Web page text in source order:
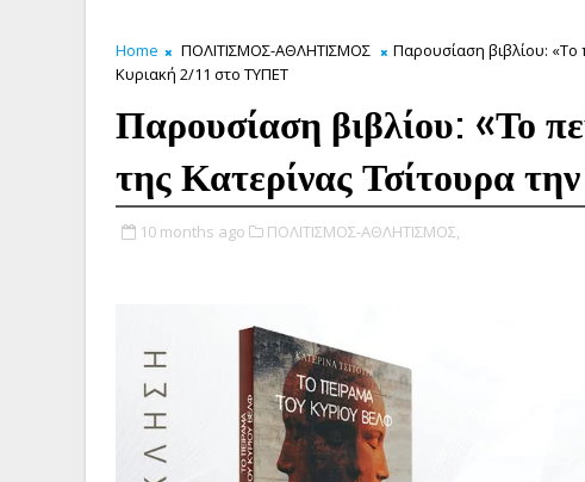
Home ΠΟΛΙΤΙΣΜΟΣ-ΑΘΛΗΤΙΣΜΟΣ
Παρουσίαση βιβλίου: «Το
Κυριακή 2/11 στο ΤΥΠΕΤ
Παρουσίαση βιβλίου: «Το
της Κατερίνας Τσίτουρα
10 months ago ΠΟΛΙΤΙΣΜΟΣ-ΑΘΛΗΤΙΣΜΟΣ,